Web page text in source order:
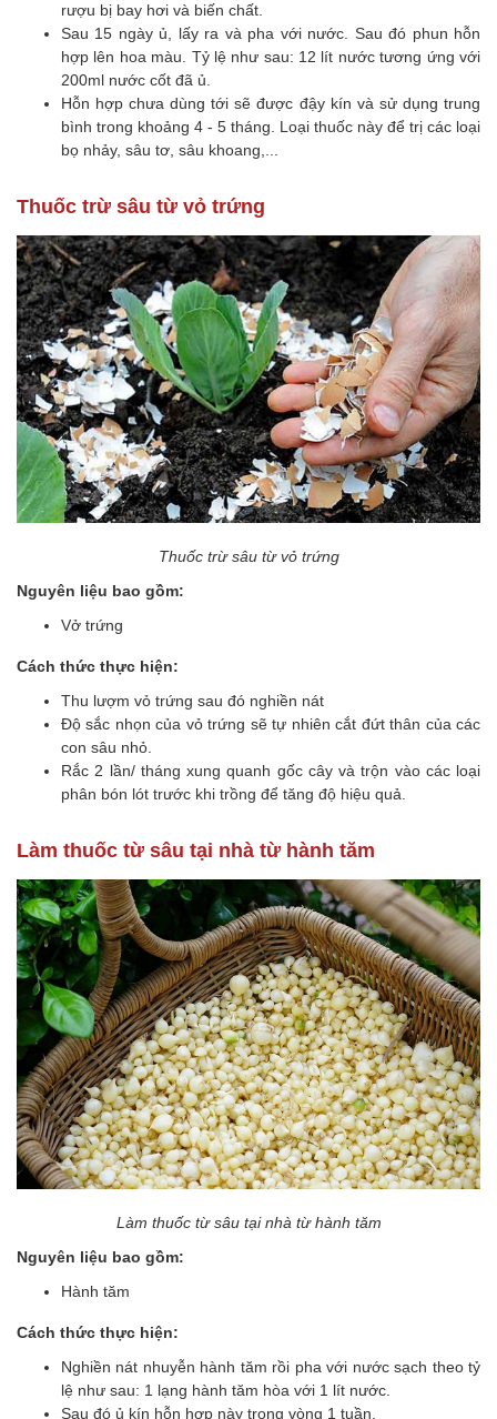
rượu bị bay hơi và biến chất.
Sau 15 ngày ủ, lấy ra và pha với nước. Sau đó phun hỗn
hợp lên hoa màu. Tỷ lệ như sau: 12 lít nước tương ứng với
200ml nước cốt đã ủ.
Hỗn hợp chưa dùng tới sẽ được đậy kín và sử dụng trung
bình trong khoảng 4 - 5 tháng. Loại thuốc này để trị các loại
bọ nhảy, sâu tơ, sâu khoang,...
Thuốc trừ sâu từ vỏ trứng
Thuốc trừ sâu từ vỏ trứng
Nguyên liệu bao gồm:
Vở trứng
Cách thức thực hiện:
Thu lượm vỏ trứng sau đó nghiền nát
Độ sắc nhọn của vỏ trứng sẽ tự nhiên cắt đứt thân của các
con sâu nhỏ.
Rắc 2 lần/ tháng xung quanh gốc cây và trộn vào các loại
phân bón lót trước khi trồng để tăng độ hiệu quả.
Làm thuốc từ sâu tại nhà từ hành tăm
Làm thuốc từ sâu tại nhà từ hành tăm
Nguyên liệu bao gồm:
Hành tăm
Cách thức thực hiện:
Nghiền nát nhuyễn hành tăm rồi pha với nước sạch theo tỷ
lệ như sau: 1 lạng hành tăm hòa với 1 lít nước.
Sau đó ủ kín hỗn hợp này trong vòng 1 tuần.